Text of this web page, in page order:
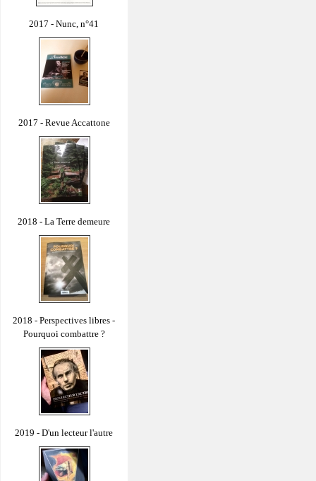
2017 - Nunc, n°41
2017 - Revue Accattone
2018 - La Terre demeure
2018 - Perspectives libres -
Pourquoi combattre ?
2019 - D'un lecteur l'autre